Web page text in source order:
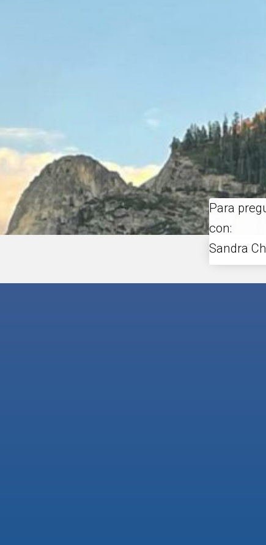
Para
con:
Sandra